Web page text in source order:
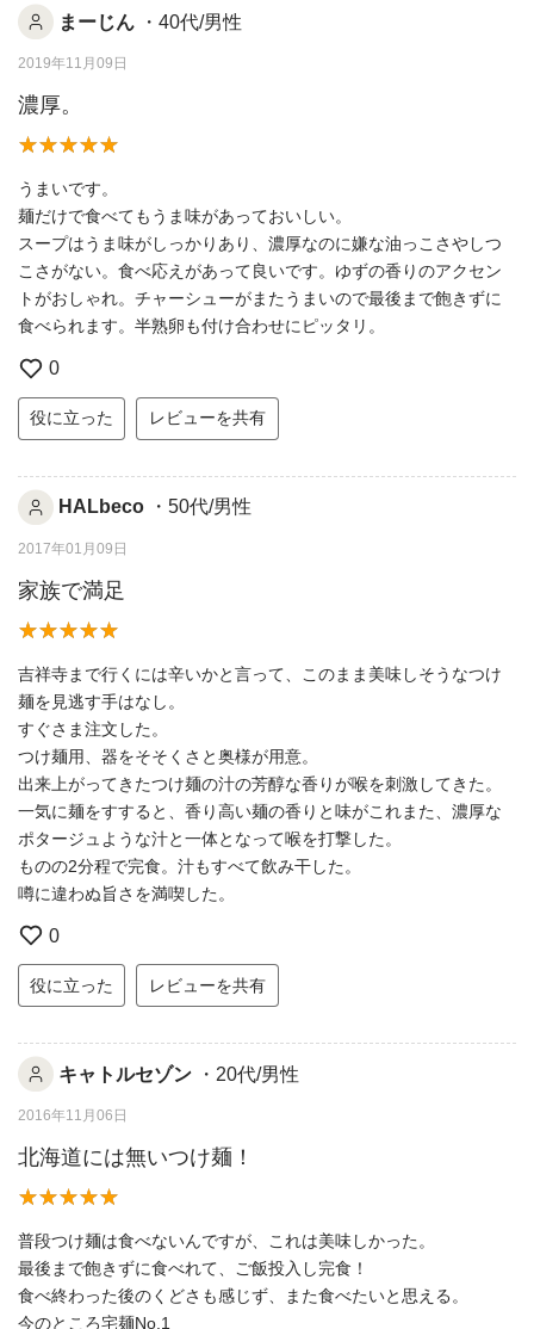
まーじん ・40代/男性
2019年11月09日
濃厚。
うまいです。
麺だけで食べてもうま味があっておいしい。
スープはうま味がしっかりあり、濃厚なのに嫌な油っこさやしつ
こさがない。食べ応えがあって良いです。ゆずの香りのアクセン
トがおしゃれ。チャーシューがまたうまいので最後まで飽きずに
食べられます。半熟卵も付け合わせにピッタリ。
0
役に立った レビューを共有
HALbeco ・50代/男性
2017年01月09日
家族で満足
吉祥寺まで行くには辛いかと言って、このまま美味しそうなつけ
麺を見逃す手はなし。
すぐさま注文した。
つけ麺用、器をそそくさと奥様が用意。
出来上がってきたつけ麺の汁の芳醇な香りが喉を刺激してきた。
一気に麺をすすると、香り高い麺の香りと味がこれまた、濃厚な
ポタージュような汁と一体となって喉を打撃した。
ものの2分程で完食。汁もすべて飲み干した。
噂に違わぬ旨さを満喫した。
0
役に立った レビューを共有
キャトルセゾン ・20代/男性
2016年11月06日
北海道には無いつけ麺！
普段つけ麺は食べないんですが、これは美味しかった。
最後まで飽きずに食べれて、ご飯投入し完食！
食べ終わった後のくどさも感じず、また食べたいと思える。
今のところ宅麺No.1